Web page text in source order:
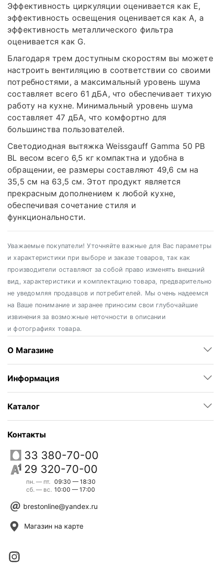
Эффективность циркуляции оценивается как E,
эффективность освещения оценивается как A, а
эффективность металлического фильтра
оценивается как G.
Благодаря трем доступным скоростям вы можете
настроить вентиляцию в соответствии со своими
потребностями, а максимальный уровень шума
составляет всего 61 дБА, что обеспечивает тихую
работу на кухне. Минимальный уровень шума
составляет 47 дБА, что комфортно для
большинства пользователей.
Светодиодная вытяжка Weissgauff Gamma 50 PB
BL весом всего 6,5 кг компактна и удобна в
обращении, ее размеры составляют 49,6 см на
35,5 см на 63,5 см. Этот продукт является
прекрасным дополнением к любой кухне,
обеспечивая сочетание стиля и
функциональности.
Уважаемые покупатели! Уточняйте важные для Вас параметры
и характеристики при выборе и заказе товаров, так как
производители оставляют за собой право изменять внешний
вид, характеристики и комплектацию товара, предварительно
не уведомляя продавцов и потребителей. Мы очень надеемся
на Ваше понимание и заранее приносим свои глубочайшие
извинения за возможные неточности в описании
и фотографиях товара.
О Магазине
Информация
Каталог
Контакты
33 380-70-00
29 320-70-00
пн. — пт.
сб. — вс.
09:30 — 18:30
10:00 — 17:00
brestonline@yandex.ru
Магазин на карте